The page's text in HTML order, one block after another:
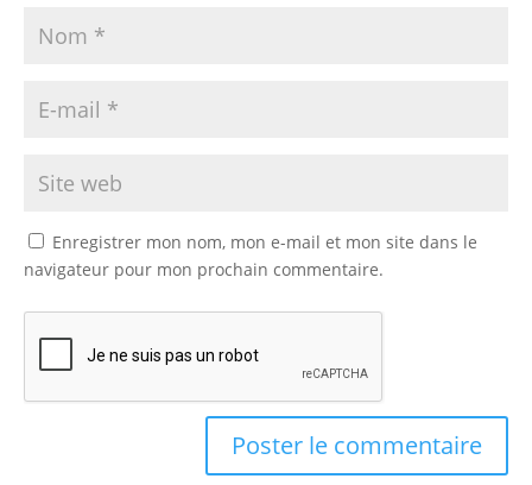
Enregistrer mon nom, mon e-mail et mon site dans le
navigateur pour mon prochain commentaire.